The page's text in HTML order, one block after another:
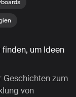
um Ideen
Geschichten zum
von